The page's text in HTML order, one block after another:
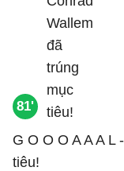
81'
G O O O A A A
tiêu!